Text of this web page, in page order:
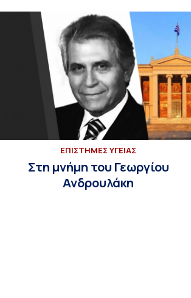
ΕΠΙΣΤΗΜΕΣ ΥΓΕΙΑΣ
Στη μνήμη του Γεωργίου
Ανδρουλάκη